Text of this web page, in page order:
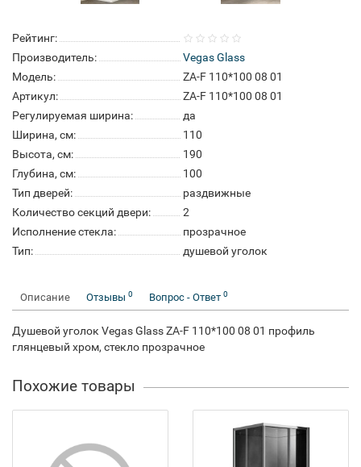
Рейтинг:
Производитель:
Vegas Glass
Модель:
ZA-F 110*100 08 01
Артикул:
ZA-F 110*100 08 01
Регулируемая ширина:
да
Ширина, см:
110
Высота, см:
190
Глубина, см:
100
Тип дверей:
раздвижные
Количество секций двери:
2
Исполнение стекла:
прозрачное
Тип:
душевой уголок
Описание Отзывы 0 Вопрос - Ответ 0
Душевой уголок Vegas Glass ZA-F 110*100 08 01 профиль
глянцевый хром, стекло прозрачное
Похожие товары